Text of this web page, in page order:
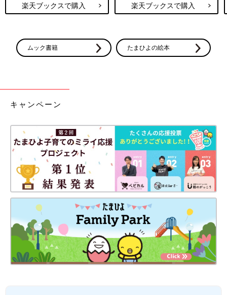
楽天ブックスで購入 楽天ブックスで購入
ムック書籍 たまひよの絵本
キャンペーン